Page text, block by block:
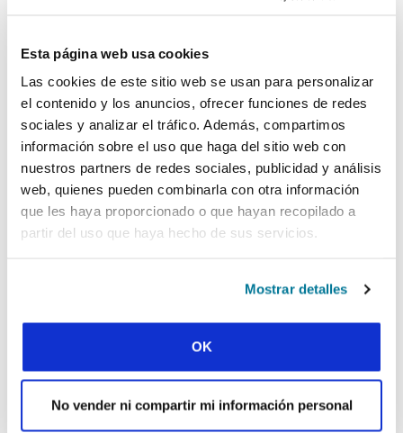
Esta página web usa cookies
Las cookies de este sitio web se usan para personalizar
el contenido y los anuncios, ofrecer funciones de redes
sociales y analizar el tráfico. Además, compartimos
información sobre el uso que haga del sitio web con
nuestros partners de redes sociales, publicidad y análisis
web, quienes pueden combinarla con otra información
que les haya proporcionado o que hayan recopilado a
partir del uso que haya hecho de sus servicios.
Mostrar detalles
OK
No vender ni compartir mi información personal
generaciones más jóvenes a escribir, animar a
los autores cristianos a escribir para los jóvenes
y centrarse en temas que interesan a los
jóvenes. Inspire recomienda a sus autores que
escriban en árabe para enriquecer la biblioteca
de traducciones árabes con material original,
para el mundo de habla árabe y escrito por un
autor árabe.
El enfoque hacia los jóvenes ha resultado en la
publicación de estudios bíblicos escritos por
Siria, Líbano y Palestina. Además, un graduado
guerras del Antiguo Testamento. Inspire ha
colaborado con Inter-Varsity Press en el Reino
Unido, para traducir los materiales
evangelísticos de estudio bíblicoUncoverLucas,